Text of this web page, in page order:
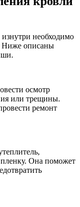
необходимо
Ниже описаны
осмотр
или трещины.
ремонт
Она поможет